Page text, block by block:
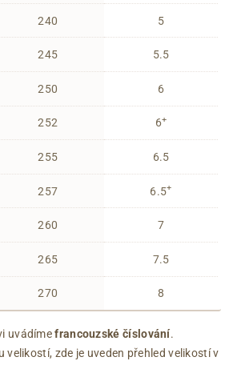
240
245
250
252
255
257
260
265
270
5
5.5
6
6+
6.5
6.5+
7
7.5
8
uvádímefrancouzské číslování.
velikostí, zde je uveden přehled velikostí v